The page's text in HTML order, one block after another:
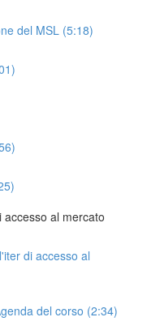
del MSL (5:18)
al mercato
di accesso al
del corso (2:34)